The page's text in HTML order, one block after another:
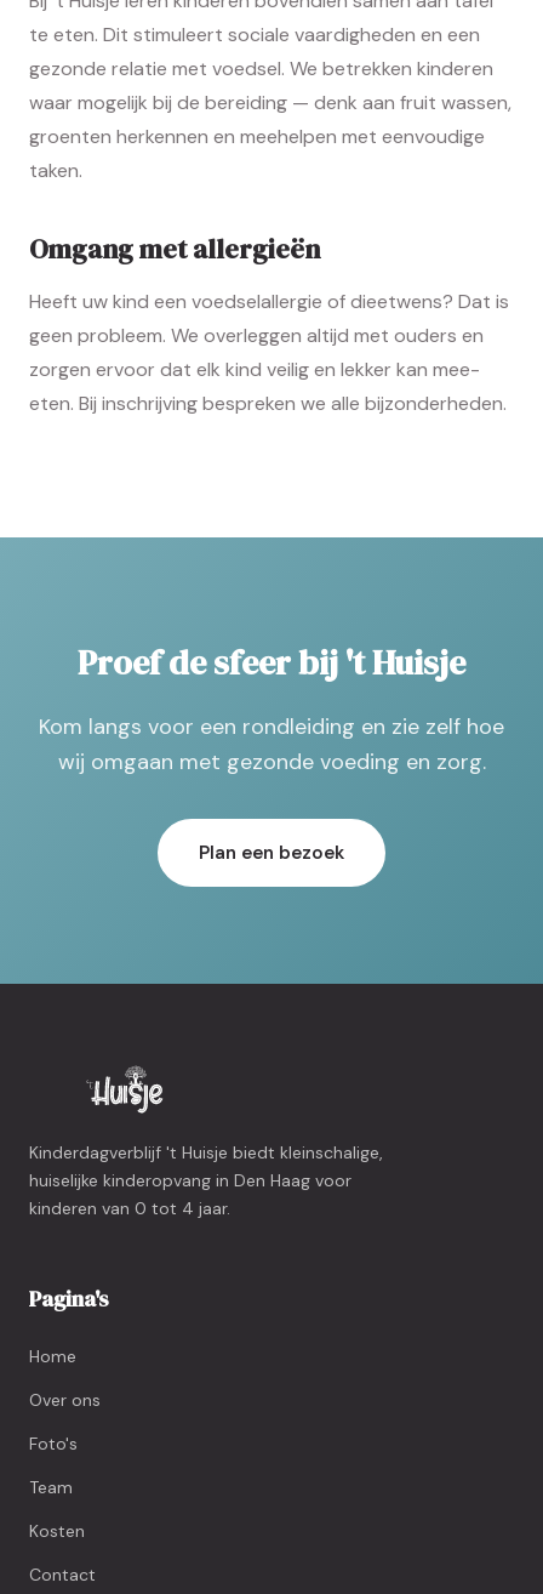
te eten. Dit stimuleert sociale vaardigheden en een
gezonde relatie met voedsel. We betrekken kinderen
waar mogelijk bij de bereiding — denk aan fruit wassen,
groenten herkennen en meehelpen met eenvoudige
taken.
Omgang met allergieën
Heeft uw kind een voedselallergie of dieetwens? Dat is
geen probleem. We overleggen altijd met ouders en
zorgen ervoor dat elk kind veilig en lekker kan mee-
eten. Bij inschrijving bespreken we alle bijzonderheden.
Proef de sfeer bij 't Huisje
Kom langs voor een rondleiding en zie zelf hoe
wij omgaan met gezonde voeding en zorg.
Plan een bezoek
Kinderdagverblijf 't Huisje biedt kleinschalige,
huiselijke kinderopvang in Den Haag voor
kinderen van 0 tot 4 jaar.
Pagina's
Home
Over ons
Foto's
Team
Kosten
Contact